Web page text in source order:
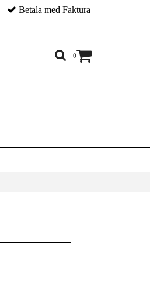
Betala med Faktura
0